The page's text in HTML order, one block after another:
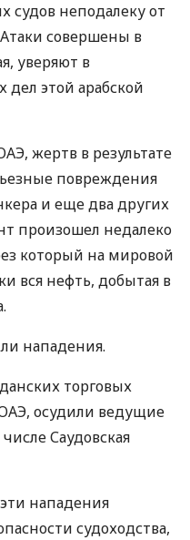
судов неподалеку от
совершены в
уверяют в
этой арабской
, жертв в результате
повреждения
и еще два других
произошел недалеко
который на мировой
вся нефть, добытая в
нападения.
торговых
, осудили ведущие
Саудовская
нападения
судоходства,